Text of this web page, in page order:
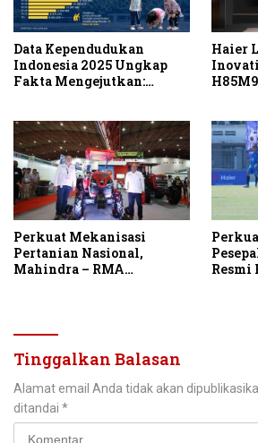
Data Kependudukan
Indonesia 2025 Ungkap
Fakta Mengejutkan:
Haier
Perkuat Mekanisasi
Pertanian Nasional,
Mahindra – RMA
Petani Indonesia
Resmi
Tinggalkan Balasan
Alamat email Anda tidak akan
ditandai *